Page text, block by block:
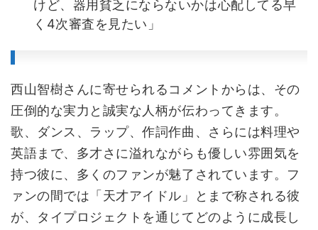
けど、器用貧乏にならないかは心配してる早
く4次審査を見たい」
西山智樹さんに寄せられるコメントからは、その
圧倒的な実力と誠実な人柄が伝わってきます。
歌、ダンス、ラップ、作詞作曲、さらには料理や
英語まで、多才さに溢れながらも優しい雰囲気を
持つ彼に、多くのファンが魅了されています。フ
ァンの間では「天才アイドル」とまで称される彼
が、タイプロジェクトを通じてどのように成長し